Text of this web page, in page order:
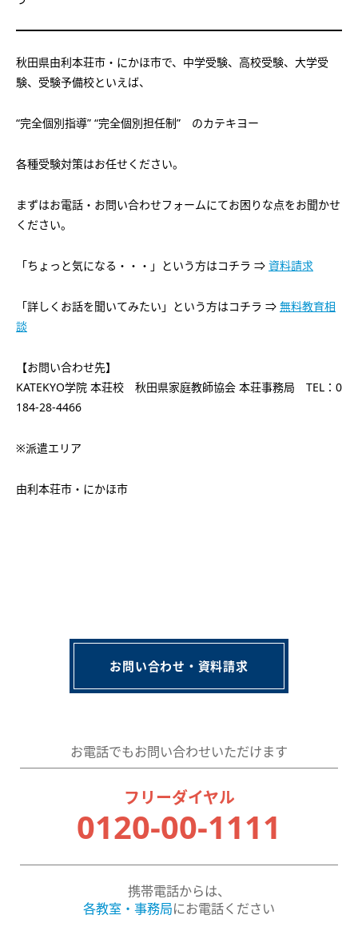
秋田県由利本荘市・にかほ市で、中学受験、高校受験、大学受
験、受験予備校といえば、
“完全個別指導” “完全個別担任制” のカテキヨー
各種受験対策はお任せください。
まずはお電話・お問い合わせフォームにてお困りな点をお聞かせ
ください。
「ちょっと気になる・・・」という方はコチラ ⇒ 資料請求
「詳しくお話を聞いてみたい」という方はコチラ ⇒ 無料教育相
談
【お問い合わせ先】
KATEKYO学院 本荘校 秋田県家庭教師協会 本荘事務局 TEL：0
184-28-4466
※派遣エリア
由利本荘市・にかほ市
お問い合わせ・資料請求
お電話でもお問い合わせいただけます
フリーダイヤル
0120-00-1111
携帯電話からは、
各教室・事務局にお電話ください